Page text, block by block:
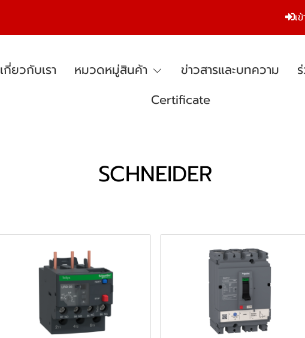
เ
เกี่ยวกับเรา หมวดหมู่สินค้า ข่าวสารและบทความ
Certificate
SCHNEIDER